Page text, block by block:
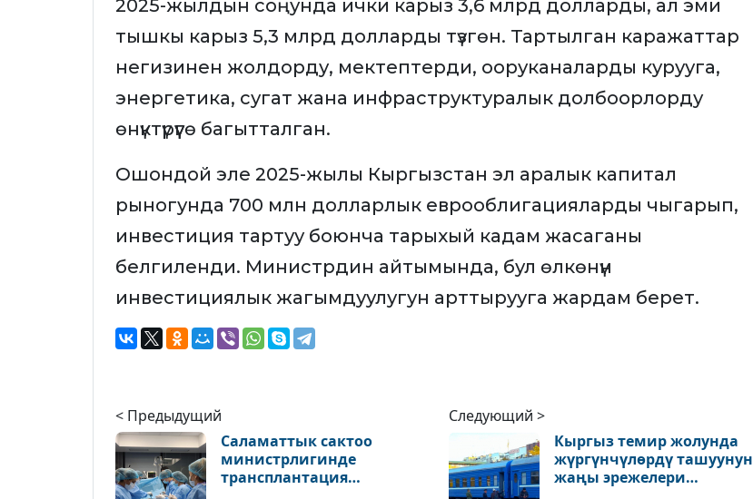
2025-жылдын соңунда ички карыз 3,6 млрд долларды, ал эми
тышкы карыз 5,3 млрд долларды түзгөн. Тартылган каражаттар
негизинен жолдорду, мектептерди, ооруканаларды курууга,
энергетика, сугат жана инфраструктуралык долбоорлорду
өнүктүрүүгө багытталган.
Ошондой эле 2025-жылы Кыргызстан эл аралык капитал
рыногунда 700 млн долларлык еврооблигацияларды чыгарып,
инвестиция тартуу боюнча тарыхый кадам жасаганы
белгиленди. Министрдин айтымында, бул өлкөнүн
инвестициялык жагымдуулугун арттырууга жардам берет.
< Предыдущий
Саламаттык сактоо
министрлигинде
трансплантация
Следующий >
Кыргыз темир жолунда
жүргүнчүлөрдү ташуунун
жаңы эрежелери